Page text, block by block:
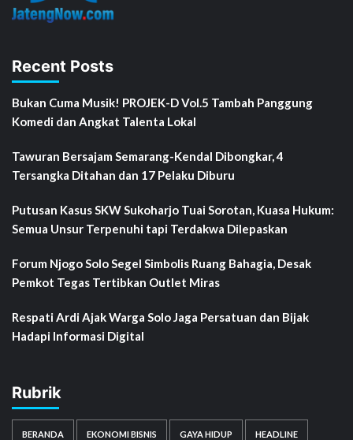
Recent Posts
Bukan Cuma Musik! PROJEK-D Vol.5 Tambah Panggung
Komedi dan Angkat Talenta Lokal
Tawuran Bersajam Semarang-Kendal Dibongkar, 4
Tersangka Ditahan dan 17 Pelaku Diburu
Putusan Kasus SKW Sukoharjo Tuai Sorotan, Kuasa Hukum:
Semua Unsur Terpenuhi tapi Terdakwa Dilepaskan
Forum Njogo Solo Segel Simbolis Ruang Bahagia, Desak
Pemkot Tegas Tertibkan Outlet Miras
Respati Ardi Ajak Warga Solo Jaga Persatuan dan Bijak
Hadapi Informasi Digital
Rubrik
BERANDA EKONOMI BISNIS GAYA HIDUP HEADLINE